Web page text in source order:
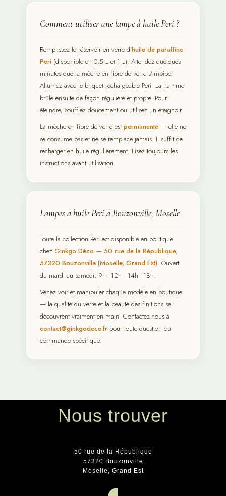
Comment utiliser une lampe à huile Peri ?
Remplissez le réservoir en verre d'huile de paraffine
Peri (disponible en 0,5 L et 1 L). Attendez quelques
minutes que la mèche en fibre de verre s'imbibe.
Allumez avec le briquet rechargeable Peri. La flamme
brûle ensuite de façon régulière et propre. Pour
éteindre, soufflez doucement ou utilisez un éteignoir.
La mèche en fibre de verre est permanente — elle ne
se consume pas et ne se remplace jamais. Il suffit de
recharger en huile régulièrement. Lisez toujours les
instructions avant utilisation.
Lampes à huile Peri à Bouzonville, Moselle
Toute la collection Peri est disponible en boutique
chez Ginkgo Déco — 50 rue de la République,
57320 Bouzonville (Moselle, Grand Est). Ouvert
du mardi au samedi, 9h–12h · 14h–18h.
Venez voir et manipuler chaque modèle en boutique
— la qualité du verre et la beauté des finitions se
découvrent vraiment en main. Contactez-nous à
contact@ginkgodeco.fr pour toute question ou
commande spécifique.
Nous trouver
50 rue de la République
57320 Bouzonville
Moselle, Grand Est